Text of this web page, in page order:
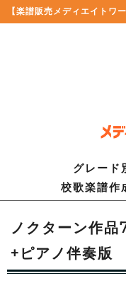
【楽譜販売メディエイトワー
グレード
校歌楽譜作
ノクターン作品
+ピアノ伴奏版